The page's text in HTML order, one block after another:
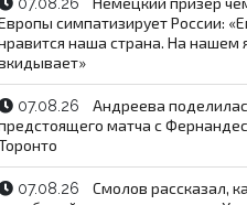
симпатизирует России:
наша страна. На нашем
07.08.26
Андреева
матча с
07.08.26
Смолов рассказал,